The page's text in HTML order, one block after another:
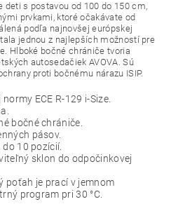
deti s postavou od 100 do 150 cm,
prvkami, ktoré očakávate od
podľa najnovšej európskej
jednou z najlepších možností pre
Hlboké bočné chrániče tvoria
autosedačiek AVOVA. Sú
proti bočnému nárazu ISIP.
ECE R-129 i-Size.
bočné chrániče.
pásov.
10 pozícií.
sklon do odpočinkovej
poťah je prací v jemnom
program pri 30 °C.